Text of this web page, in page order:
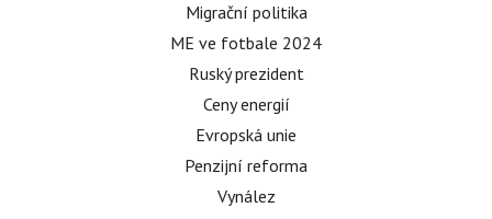
Migrační politika
ME ve fotbale 2024
Ruský prezident
Ceny energií
Evropská unie
Penzijní reforma
Vynález